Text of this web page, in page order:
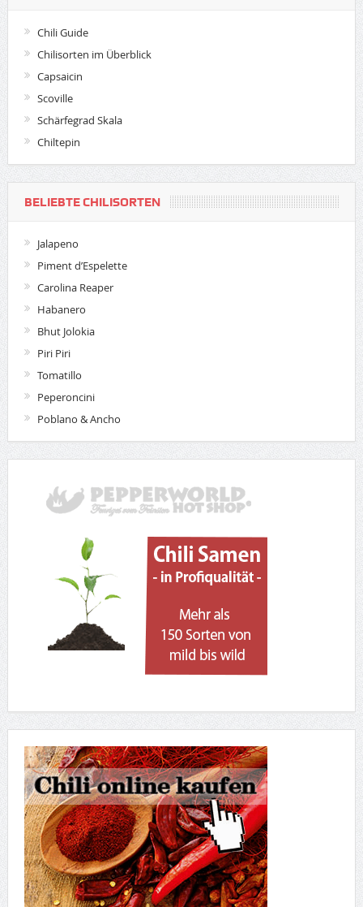
Chili Guide
Chilisorten im Überblick
Capsaicin
Scoville
Schärfegrad Skala
Chiltepin
BELIEBTE CHILISORTEN
Jalapeno
Piment d’Espelette
Carolina Reaper
Habanero
Bhut Jolokia
Piri Piri
Tomatillo
Peperoncini
Poblano & Ancho